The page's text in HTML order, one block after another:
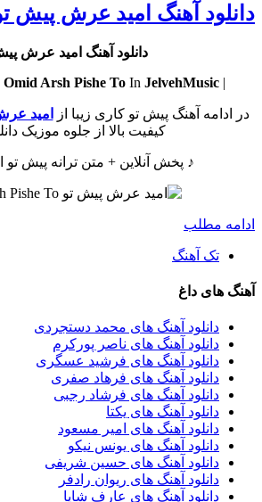
دانلود آهنگ امید عرش پیش
دانلود آهنگ امید عرش
| Download Song
Omid Arsh Pishe ToIn JelvehMusic |
در ادامه آهنگ پیش تو کاری زیبا از امید
کیفیت بالا از جلوه موزیک
♪ پخش آنلاین + متن ترانه پیش
ادامه مطلب
تک آهنگ
آهنگ های داغ
دانلود آهنگ های محمد دستجردی
دانلود آهنگ های ناصر پورکرم
دانلود آهنگ های فرشید عسگری
دانلود آهنگ های فرهاد صفری
دانلود آهنگ های فرشاد رجبی
دانلود آهنگ های یکتا
دانلود آهنگ های امیر مسعود
دانلود آهنگ های یونس نیکو
دانلود آهنگ های حسین شریفی
دانلود آهنگ های ریوان رادفر
دانلود آهنگ های عارف شایا